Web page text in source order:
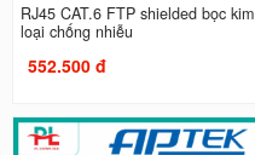
RJ45 CAT.6 FTP shielded bọc kim
loại chống nhiễu
552.500 đ